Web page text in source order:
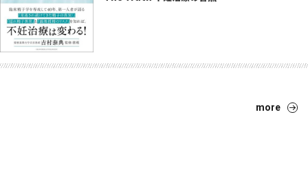
more